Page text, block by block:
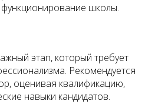
школы.
этап, который требует
Рекомендуется
оценивая квалификацию,
навыки кандидатов.